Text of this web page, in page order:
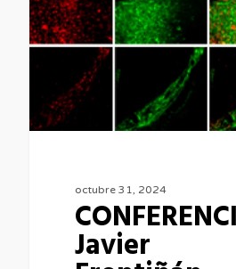
Frontiñán
octubre 31, 2024
Javier